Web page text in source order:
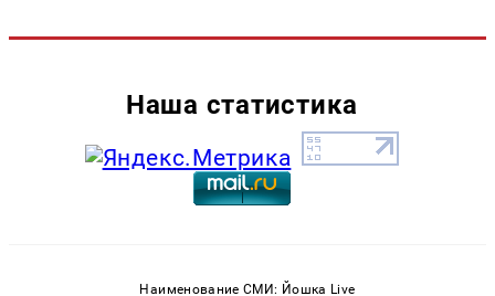
Наша статистика
Наименование СМИ: Йошка Live